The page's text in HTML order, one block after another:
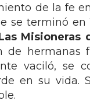
de la fe
se terminó en
Misioneras
de hermanas
vaciló, se
en su vida.